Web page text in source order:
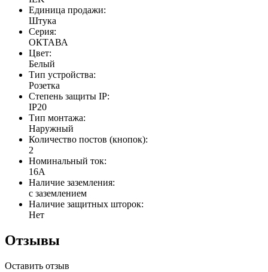
Единица продажи:
Штука
Серия:
ОКТАВА
Цвет:
Белый
Тип устройства:
Розетка
Степень защиты IP:
IP20
Тип монтажа:
Наружный
Количество постов (кнопок):
2
Номинальный ток:
16А
Наличие заземления:
с заземлением
Наличие защитных шторок:
Нет
Отзывы
Оставить отзыв